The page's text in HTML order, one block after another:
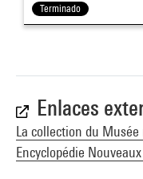
Terminado
Enlaces
La collection du
Encyclopédie